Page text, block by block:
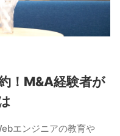
！M&A経験者が
エンジニアの教育や